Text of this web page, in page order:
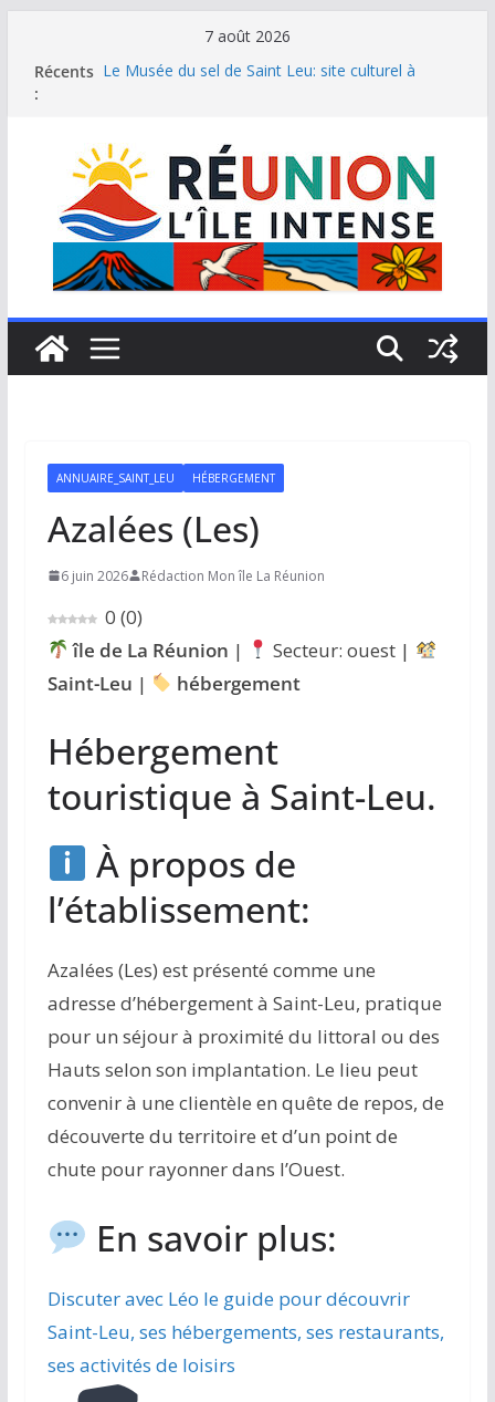
contenu
7 août 2026
Récents
:
Le Musée du sel de Saint Leu: site culturel à
créole
Saint-Leu: joyau de la côte ouest de La Réunion
Une journée de détente à l’Hôtel Iloha à Saint Leu
Le samoussa de La Réunion, emblème de l’île
intense
ANNUAIRE_SAINT_LEU HÉBERGEMENT
Azalées (Les)
6 juin 2026 Rédaction Mon île La Réunion
0 (0)
île de La Réunion |
Secteur: ouest |
Saint-Leu | hébergement
Hébergement
touristique à Saint-Leu.
À propos de
l’établissement:
Azalées (Les) est présenté comme une
adresse d’hébergement à Saint-Leu, pratique
pour un séjour à proximité du littoral ou des
Hauts selon son implantation. Le lieu peut
convenir à une clientèle en quête de repos, de
découverte du territoire et d’un point de
chute pour rayonner dans l’Ouest.
En savoir plus:
Discuter avec Léo le guide pour découvrir
Saint-Leu, ses hébergements, ses restaurants,
ses activités de loisirs